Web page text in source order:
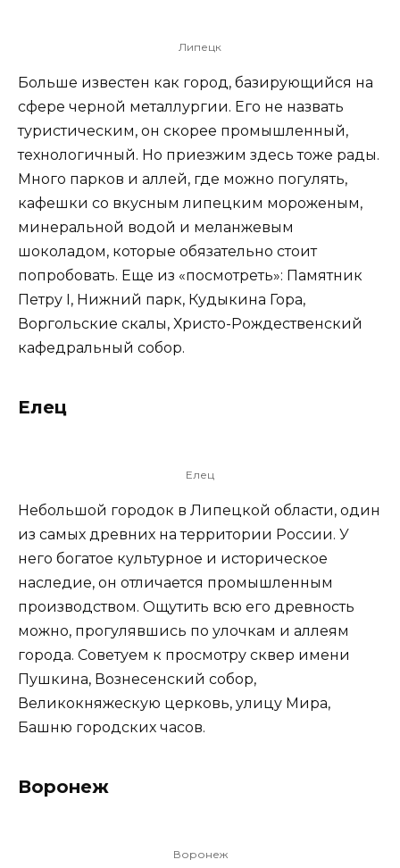
Липецк
Больше известен как город, базирующийся на
сфере черной металлургии. Его не назвать
туристическим, он скорее промышленный,
технологичный. Но приезжим здесь тоже рады.
Много парков и аллей, где можно погулять,
кафешки со вкусным липецким мороженым,
минеральной водой и меланжевым
шоколадом, которые обязательно стоит
попробовать. Еще из «посмотреть»: Памятник
Петру I, Нижний парк, Кудыкина Гора,
Воргольские скалы, Христо-Рождественский
кафедральный собор.
Елец
Елец
Небольшой городок в Липецкой области, один
из самых древних на территории России. У
него богатое культурное и историческое
наследие, он отличается промышленным
производством. Ощутить всю его древность
можно, прогулявшись по улочкам и аллеям
города. Советуем к просмотру сквер имени
Пушкина, Вознесенский собор,
Великокняжескую церковь, улицу Мира,
Башню городских часов.
Воронеж
Воронеж